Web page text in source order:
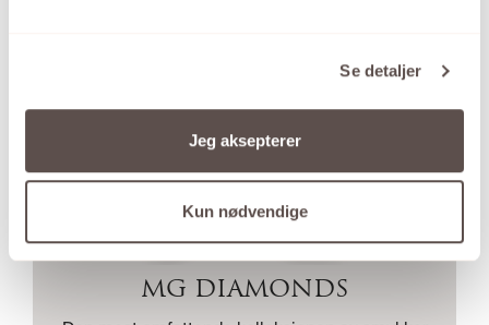
Se detaljer
Jeg aksepterer
Kun nødvendige
MG DIAMONDS